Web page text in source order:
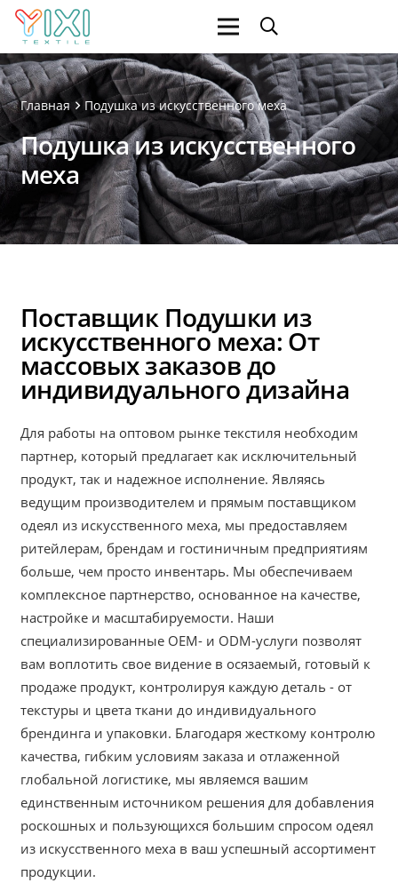
Главная Подушка из искусственного меха
Подушка из искусственного
меха
Поставщик Подушки из
искусственного меха: От
массовых заказов до
индивидуального дизайна
Для работы на оптовом рынке текстиля необходим
партнер, который предлагает как исключительный
продукт, так и надежное исполнение. Являясь
ведущим производителем и прямым поставщиком
одеял из искусственного меха, мы предоставляем
ритейлерам, брендам и гостиничным предприятиям
больше, чем просто инвентарь. Мы обеспечиваем
комплексное партнерство, основанное на качестве,
настройке и масштабируемости. Наши
специализированные OEM- и ODM-услуги позволят
вам воплотить свое видение в осязаемый, готовый к
продаже продукт, контролируя каждую деталь - от
текстуры и цвета ткани до индивидуального
брендинга и упаковки. Благодаря жесткому контролю
качества, гибким условиям заказа и отлаженной
глобальной логистике, мы являемся вашим
единственным источником решения для добавления
роскошных и пользующихся большим спросом одеял
из искусственного меха в ваш успешный ассортимент
продукции.